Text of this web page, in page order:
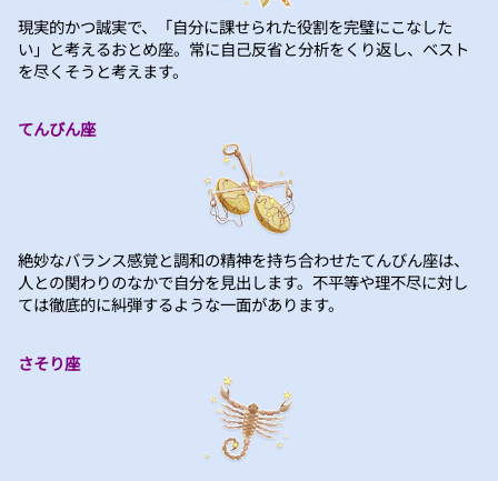
現実的かつ誠実で、「自分に課せられた役割を完璧にこなした
い」と考えるおとめ座。常に自己反省と分析をくり返し、ベスト
を尽くそうと考えます。
てんびん座
絶妙なバランス感覚と調和の精神を持ち合わせたてんびん座は、
人との関わりのなかで自分を見出します。不平等や理不尽に対し
ては徹底的に糾弾するような一面があります。
さそり座